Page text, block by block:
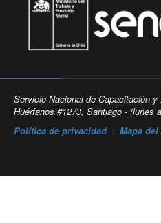
Servicio Nacional de Capacitación
Huérfanos #1273, Santiago - (lunes
Política de privacidad| Mapa